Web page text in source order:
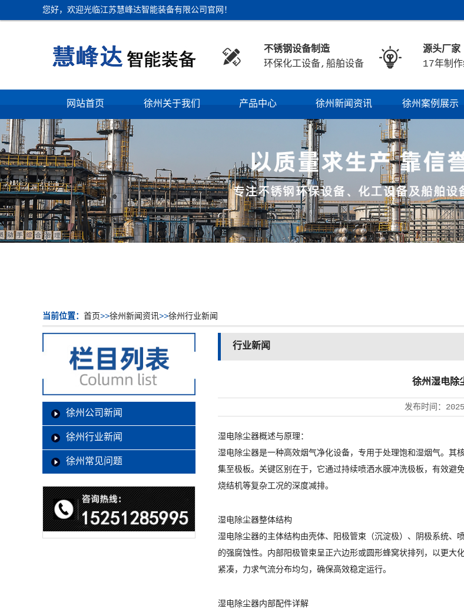
您好，欢迎光临江苏慧峰达智能装备有限公司官网！

不锈钢设备制造
环保化工设备,船舶设备

源头厂家
17年制
网站首页 徐州关于我们 产品中心 徐州新闻资讯 徐州案例展示
当前位置： 首页>>徐州新闻资讯>>徐州行业新闻
徐州公司新闻
徐州行业新闻
徐州常见问题
行业新闻
徐州湿电除
发布时间：
湿电除尘器概述与原理：
湿电除尘器是一种高效烟气净化设备，专用于处理饱和湿烟气。
集至极板。关键区别在于，它通过持续喷洒水膜冲洗极板，有效避
烧结机等复杂工况的深度减排。
湿电除尘器整体结构
湿电除尘器的主体结构由壳体、阳极管束（沉淀极）、阴极系统
的强腐蚀性。内部阳极管束呈正六边形或圆形蜂窝状排列，以更
紧凑，力求气流分布均匀，确保高效稳定运行。
湿电除尘器内部配件详解